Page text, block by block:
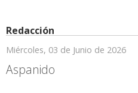
Redacción
Miércoles, 03 de Junio de 2026
Aspanido